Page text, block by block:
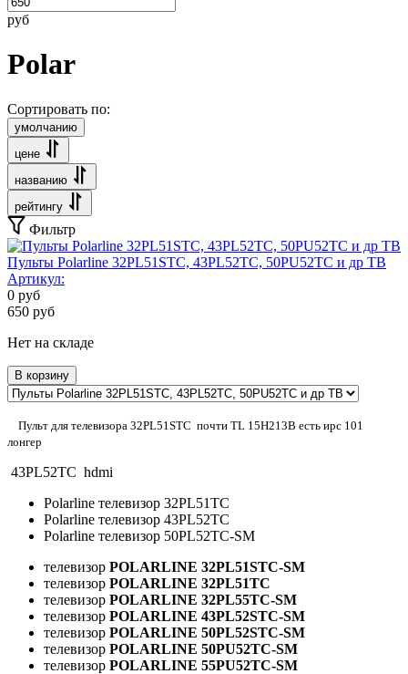
руб
Polar
Сортировать по:
умолчанию
цене
названию
рейтингу
Фильтр
Пульты Polarline 32PL51STC, 43PL52TC, 50PU52TC и др ТВ
Артикул:
0 руб
650 руб
Нет на складе
В корзину
Пульт для телевизора 32PL51STC почти TL 15H213B есть ирс 101
лонгер
43PL52TC hdmi
Polarline телевизор 32PL51TC
Polarline телевизор 43PL52TC
Polarline телевизор 50PL52TC-SM
телевизор POLARLINE 32PL51STC-SM
телевизор POLARLINE 32PL51TC
телевизор POLARLINE 32PL55TC-SM
телевизор POLARLINE 43PL52STC-SM
телевизор POLARLINE 50PL52STC-SM
телевизор POLARLINE 50PU52TC-SM
телевизор POLARLINE 55PU52TC-SM